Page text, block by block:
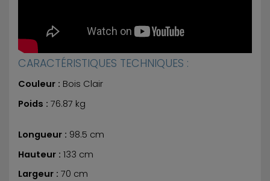
CARACTÉRISTIQUES TECHNIQUES :
Couleur : Bois Clair
Poids : 76.87 kg
Longueur : 98.5 cm
Hauteur : 133 cm
Largeur : 70 cm